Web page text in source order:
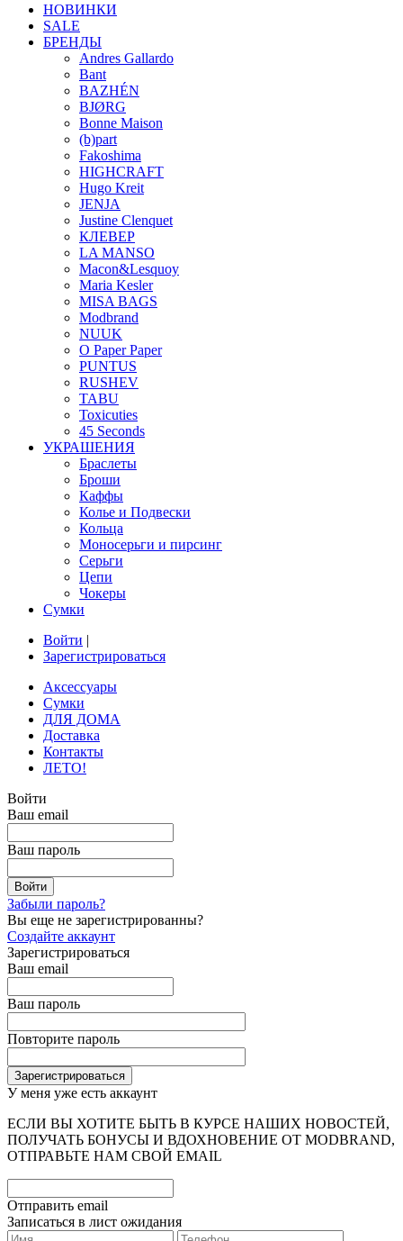
НОВИНКИ
SALE
БРЕНДЫ
Andres Gallardo
Bant
BAZHÉN
BJØRG
Bonne Maison
(b)part
Fakoshima
HIGHCRAFT
Hugo Kreit
JENJA
Justine Clenquet
КЛЕВЕР
LA MANSO
Macon&Lesquoy
Maria Kesler
MISA BAGS
Modbrand
NUUK
O Paper Paper
PUNTUS
RUSHEV
TABU
Toxicuties
45 Seconds
УКРАШЕНИЯ
Браслеты
Броши
Каффы
Колье и Подвески
Кольца
Моносерьги и пирсинг
Серьги
Цепи
Чокеры
Сумки
Войти |
Зарегистрироваться
Аксессуары
Сумки
ДЛЯ ДОМА
Доставка
Контакты
ЛЕТО!
Войти
Ваш email
Ваш пароль
Забыли пароль?
Вы еще не зарегистрированны?
Создайте аккаунт
Зарегистрироваться
Ваш email
Ваш пароль
Повторите пароль
У меня уже есть аккаунт
ЕСЛИ ВЫ ХОТИТЕ БЫТЬ В КУРСЕ НАШИХ НОВОСТЕЙ,
ПОЛУЧАТЬ БОНУСЫ И ВДОХНОВЕНИЕ ОТ MODBRAND,
ОТПРАВЬТЕ НАМ СВОЙ EMAIL
Отправить email
Записаться в лист ожидания